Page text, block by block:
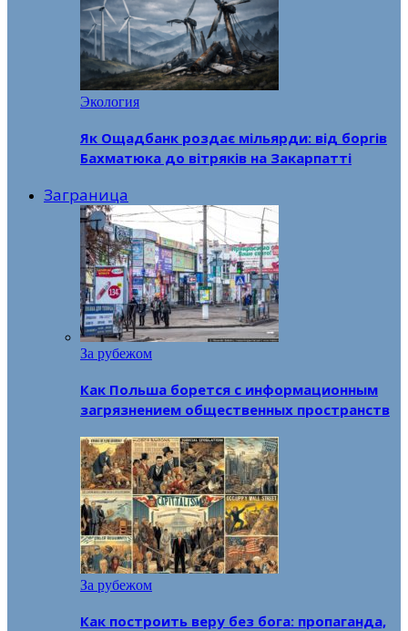
Экология
Як Ощадбанк роздає мільярди: від боргів
Бахматюка до вітряків на Закарпатті
Заграница
За рубежом
Как Польша борется с информационным
загрязнением общественных пространств
За рубежом
Как построить веру без бога: пропаганда,